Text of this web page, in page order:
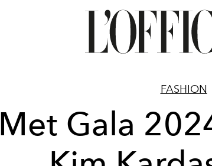
FASHION
Met Gala